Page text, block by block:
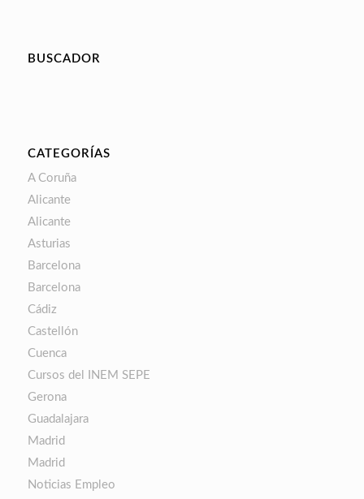
BUSCADOR
CATEGORÍAS
A Coruña
Alicante
Alicante
Asturias
Barcelona
Barcelona
Cádiz
Castellón
Cuenca
Cursos del INEM SEPE
Gerona
Guadalajara
Madrid
Madrid
Noticias Empleo